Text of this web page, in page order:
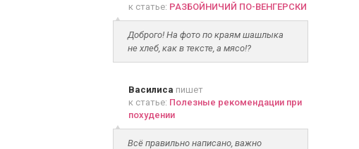
к статье: РАЗБОЙНИЧИЙ ПО-ВЕНГЕРСКИ
Доброго! На фото по краям шашлыка
не хлеб, как в тексте, а мясо!?
Василиса пишет
к статье: Полезные рекомендации при
похудении
Всё правильно написано, важно